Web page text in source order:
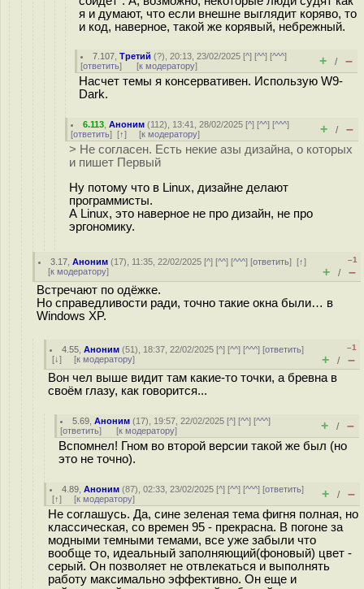
я и думают, что если внешне выглядит коряво, то
и код, наверное, такой же корявый, небрежный.
7.107 ,Третий (?), 20:13, 23/02/2025 [^] [^^] [^^^]
[ответить] [к модератору] + / –
Насчет темы я консервативен. Использую W9-
Dark.
6.113 ,Аноним (112), 13:41, 28/02/2025 [^] [^^] [^^^]
[ответить] [↑] [к модератору] + / –
> Не согласен. Есть некие азы дизайна, о которых
и пишет Первый
Ну потому что в Linux, дизайне делают
программисты.
А Linux, это наверное не про дизайн, не про
эргономику.
3.17 ,Аноним (17), 11:35, 22/02/2025 [^] [^^] [^^^] [ответить][↑]
[к модератору]
–1
+ / –
Встречают по одёжке.
Но справедливости ради, точно такие окна были… в
Windows XP.
4.55 ,Аноним (51), 18:37, 22/02/2025 [^] [^^] [^^^] [ответить]
[↓] [к модератору]
–1
+ / –
Вон чел выше видит там какие-то точки, а бревна в
своём глазу, как говорится...
5.69 ,Аноним (17), 19:57, 22/02/2025 [^] [^^] [^^^]
[ответить] [к модератору] + / –
Вспомнел! Гном во второй версии такой же был (но
это не точно).
4.89 ,Аноним (87), 02:33, 23/02/2025 [^] [^^] [^^^] [ответить]
[↑] [к модератору] + / –
Не соглашусь. Да, сине зеленая тема фигня полная, но
классическая, со времен 95 - прекрасна. В погоне за
модными темными темами, все уже забыли что
вообще то, идеальный заполняющий(фоновый) цвет -
серый. Он позволяет не отвлекаться и выполнять
работу максимально эффективно. Он еще и